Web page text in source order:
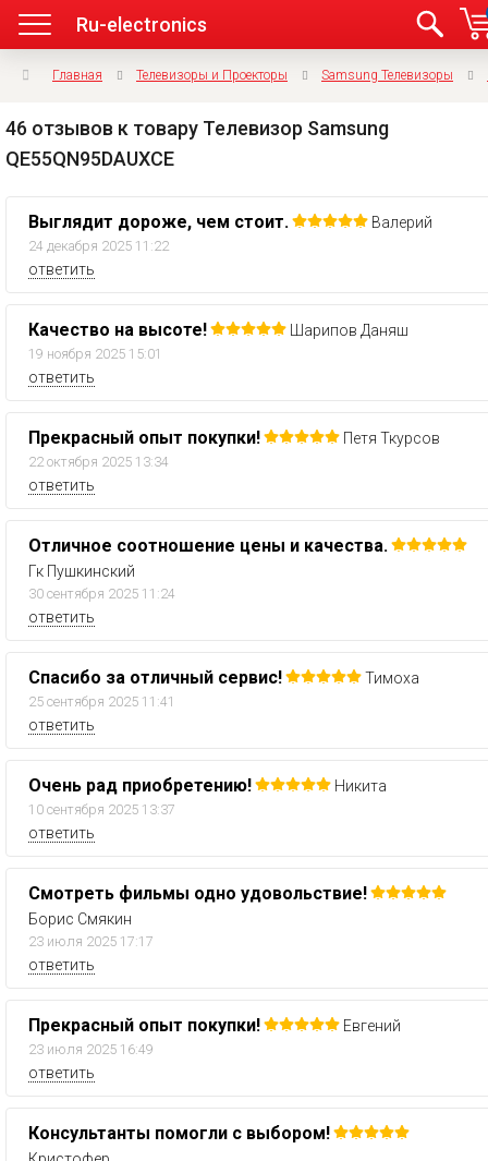
Ru-electronics
Главная Телевизоры и Проекторы Samsung Телевизоры
46 отзывов к товару Телевизор Samsung
QE55QN95DAUXCE
Выглядит дороже, чем стоит. Валерий
24 декабря 2025 11:22
ответить
Качество на высоте! Шарипов Даняш
19 ноября 2025 15:01
ответить
Прекрасный опыт покупки! Петя Ткурсов
22 октября 2025 13:34
ответить
Отличное соотношение цены и качества.
Гк Пушкинский
30 сентября 2025 11:24
ответить
Спасибо за отличный сервис! Тимоха
25 сентября 2025 11:41
ответить
Очень рад приобретению! Никита
10 сентября 2025 13:37
ответить
Смотреть фильмы одно удовольствие!
Борис Смякин
23 июля 2025 17:17
ответить
Прекрасный опыт покупки! Евгений
23 июля 2025 16:49
ответить
Консультанты помогли с выбором!